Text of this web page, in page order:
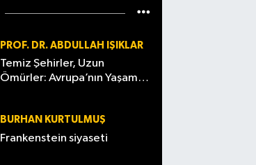
PROF. DR. ABDULLAH IŞIKLAR
Temiz Şehirler, Uzun
Ömürler: Avrupa’nın Yaşam
BURHAN KURTULMUŞ
Frankenstein siyaseti